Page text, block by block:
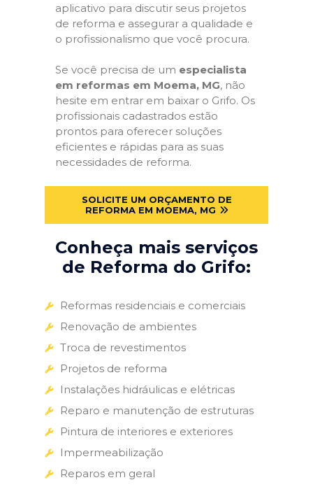
aplicativo para discutir seus projetos
de reforma e assegurar a qualidade e
o profissionalismo que você procura.
Se você precisa de um especialista
em reformas em Moema, MG, não
hesite em entrar em baixar o Grifo. Os
profissionais cadastrados estão
prontos para oferecer soluções
eficientes e rápidas para as suas
necessidades de reforma.
SOLICITE UM ORÇAMENTO DE
REFORMA EM MOEMA, MG
Conheça mais serviços
de Reforma do Grifo:
Reformas residenciais e comerciais
Renovação de ambientes
Troca de revestimentos
Projetos de reforma
Instalações hidráulicas e elétricas
Reparo e manutenção de estruturas
Pintura de interiores e exteriores
Impermeabilização
Reparos em geral